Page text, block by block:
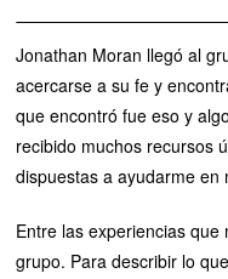
Jonathan Moran llegó al
acercarse a su fe y
que encontró fue eso y
recibido muchos recursos
dispuestas a ayudarme en
Entre las experiencias
grupo. Para describir lo